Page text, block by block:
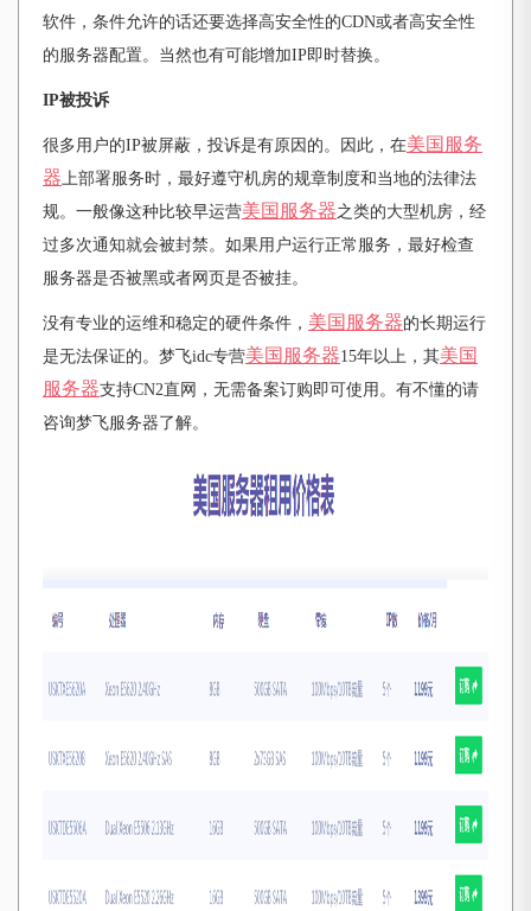
软件，条件允许的话还要选择高安全性的CDN或者高安全性
的服务器配置。当然也有可能增加IP即时替换。
IP被投诉
很多用户的IP被屏蔽，投诉是有原因的。因此，在美国服务
器 上部署服务时，最好遵守机房的规章制度和当地的法律法
规。一般像这种比较早运营美国服务器之类的大型机房，经
过多次通知就会被封禁。如果用户运行正常服务，最好检查
服务器是否被黑或者网页是否被挂。
没有专业的运维和稳定的硬件条件， 美国服务器的长期运行
是无法保证的。梦飞idc专营美国服务器15年以上，其美国
服务器支持CN2直网，无需备案订购即可使用。有不懂的请
咨询梦飞服务器了解。